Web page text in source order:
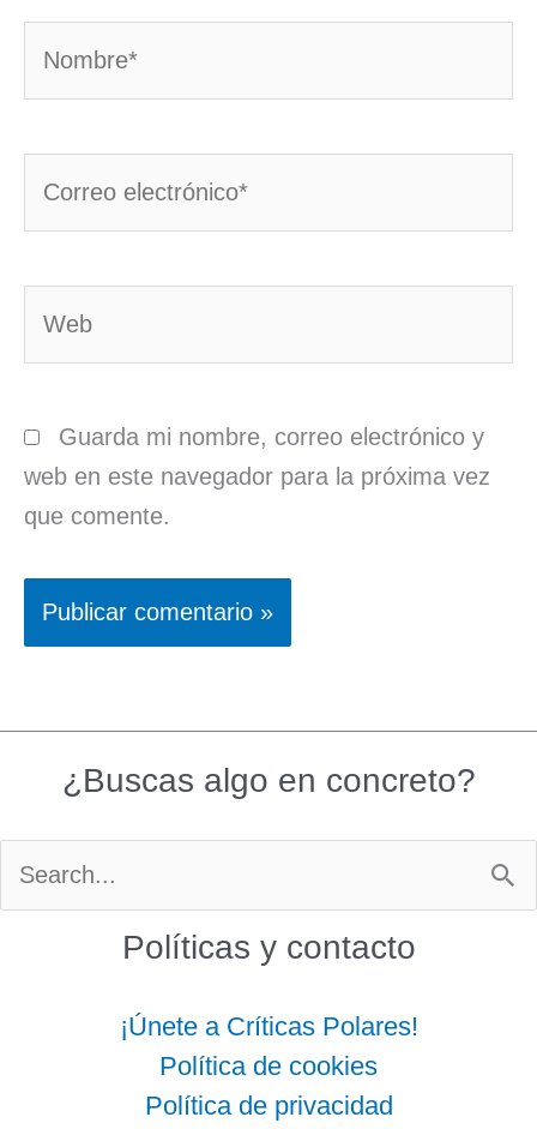
Guarda mi nombre, correo electrónico y
web en este navegador para la próxima vez
que comente.
¿Buscas algo en concreto?
Políticas y contacto
¡Únete a Críticas Polares!
Política de cookies
Política de privacidad